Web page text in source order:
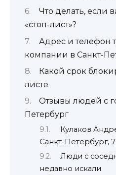
Что делать, если
«стоп-лист»?
Адрес и телефон
компании в Санкт-
Какой срок
листе
Отзывы людей c
Петербург
Кулаков
Санкт-Петербург,
Люди с
недавно искали